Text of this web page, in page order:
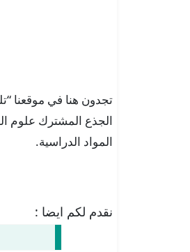
الجذع المشترك علوم
المواد الدراسية.
نقدم لكم ايضا :